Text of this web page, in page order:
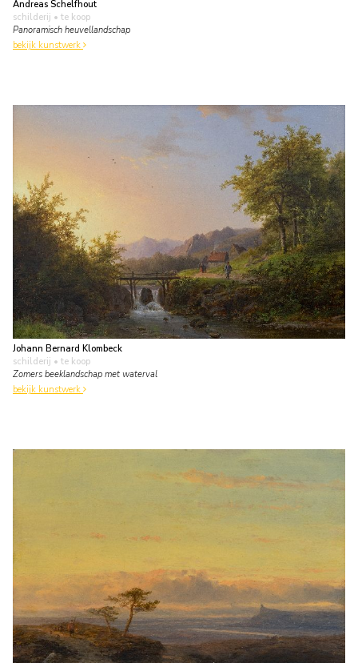
Andreas Schelfhout
schilderij • te koop
Panoramisch heuvellandschap
bekijk kunstwerk
Johann Bernard Klombeck
schilderij • te koop
Zomers beeklandschap met waterval
bekijk kunstwerk